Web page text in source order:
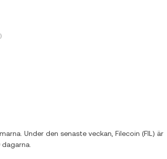
Under den senaste veckan, Filecoin (FIL) är